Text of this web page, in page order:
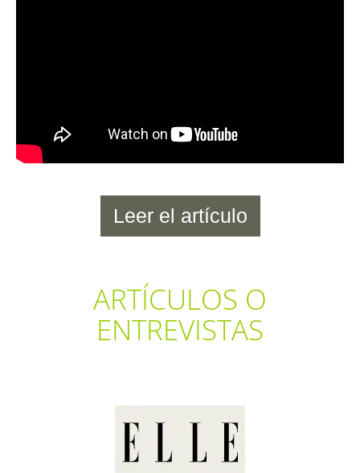
Leer el artículo
ARTÍCULOS O
ENTREVISTAS